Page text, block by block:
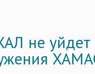
не уйдет